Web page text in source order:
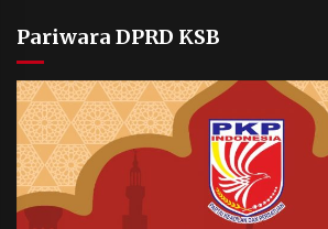
Pariwara DPRD KSB